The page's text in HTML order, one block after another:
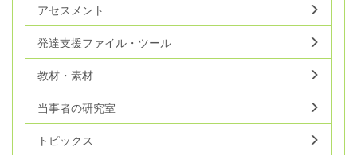
アセスメント
発達支援ファイル・ツール
教材・素材
当事者の研究室
トピックス